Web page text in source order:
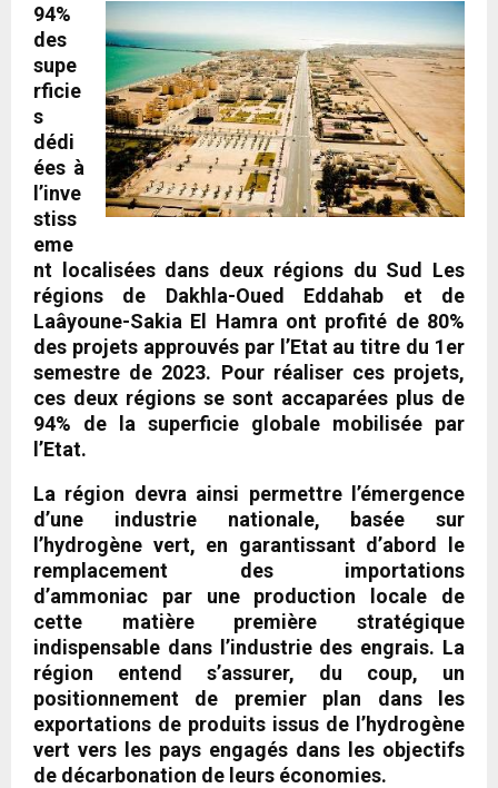
94%
des
supe
rficie
s
dédi
ées à
l’inve
stiss
eme
nt localisées dans deux régions du Sud Les
régions de Dakhla-Oued Eddahab et de
Laâyoune-Sakia El Hamra ont profité de 80%
des projets approuvés par l’Etat au titre du 1er
semestre de 2023. Pour réaliser ces projets,
ces deux régions se sont accaparées plus de
94% de la superficie globale mobilisée par
l’Etat.
La région devra ainsi permettre l’émergence
d’une industrie nationale, basée sur
l’hydrogène vert, en garantissant d’abord le
remplacement des importations
d’ammoniac par une production locale de
cette matière première stratégique
indispensable dans l’industrie des engrais. La
région entend s’assurer, du coup, un
positionnement de premier plan dans les
exportations de produits issus de l’hydrogène
vert vers les pays engagés dans les objectifs
de décarbonation de leurs économies.